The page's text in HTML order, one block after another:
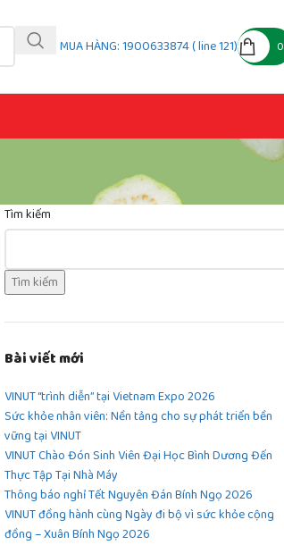
MUA HÀNG: 1900633874 ( line 121)
Tìm kiếm
Tìm kiếm
Bài viết mới
VINUT “trình diễn” tại Vietnam Expo 2026
Sức khỏe nhân viên: Nền tảng cho sự phát triển bền
vững tại VINUT
VINUT Chào Đón Sinh Viên Đại Học Bình Dương Đến
Thực Tập Tại Nhà Máy
Thông báo nghỉ Tết Nguyên Đán Bính Ngọ 2026
VINUT đồng hành cùng Ngày đi bộ vì sức khỏe cộng
đồng – Xuân Bính Ngọ 2026